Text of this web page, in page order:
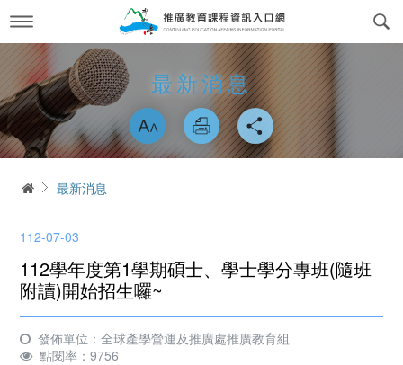
到
要
內
容
最新消息 News
關於我們 About us
交通方式
簡介
工作團隊
學習環境介紹
常見問答Q&A
課程訊息 Course Information
政府委訓與企業合作
表單下載
線上繳費 Online Payment
場地租借 reservation
最新消息 略過字型切
首頁最新消息
112-07-03
112學年度第1學期碩士、學士學分專班(隨班
附讀)開始招生囉~
發佈單位：全球產學營運及推廣處推廣教育組
點閱率：9756